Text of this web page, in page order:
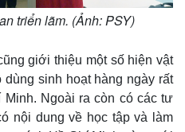
triển lãm. (Ảnh: PSY)
giới thiệu một số hiện vật
sinh hoạt hàng ngày rất
Ngoài ra còn có các tư
nội dung về học tập và làm